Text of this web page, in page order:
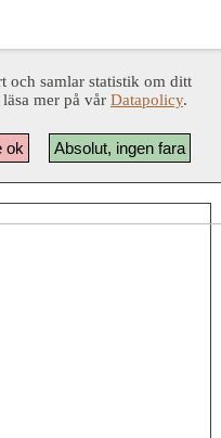
och samlar statistik om ditt
mer på vår Datapolicy.
Absolut, ingen fara
ok